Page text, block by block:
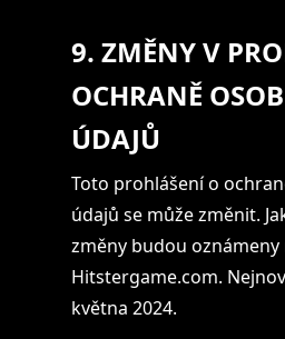
9. ZMĚNY V
OCHRANĚ
ÚDAJŮ
Toto prohlášení o
údajů se může změnit.
změny budou oznámeny
Hitstergame.com.
května 2024.